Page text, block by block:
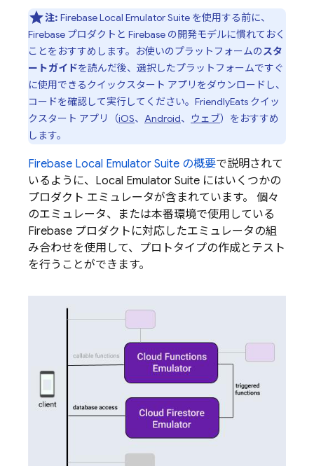
注: Firebase Local Emulator Suite を使用する前に、
Firebase プロダクトと Firebase の開発モデルに慣れておく
ことをおすすめします。お使いのプラットフォームのスタ
ートガイドを読んだ後、選択したプラットフォームですぐ
に使用できるクイックスタート アプリをダウンロードし、
コードを確認して実行してください。FriendlyEats クイッ
クスタート アプリ（iOS、 Android、 ウェブ）をおすすめ
します。
Firebase Local Emulator Suite の概要で説明されて
いるように、 Local Emulator Suite にはいくつかの
プロダクト エミュレータが含まれています。 個々
のエミュレータ、または本番環境で使用している
Firebase プロダクトに対応したエミュレータの組
み合わせを使用して、プロトタイプの作成とテスト
を行うことができます。